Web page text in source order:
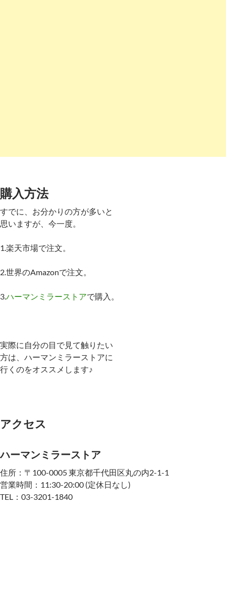
購入方法
すでに、お分かりの方が多いと
思いますが、今一度。
1.楽天市場で注文。
2.世界のAmazonで注文。
3.ハーマンミラーストアで購入。
実際に自分の目で見て触りたい
方は、ハーマンミラーストアに
行くのをオススメします♪
アクセス
ハーマンミラーストア
住所：〒100-0005 東京都千代田区丸の内2-1-1
営業時間：11:30-20:00 (定休日なし)
TEL：03-3201-1840